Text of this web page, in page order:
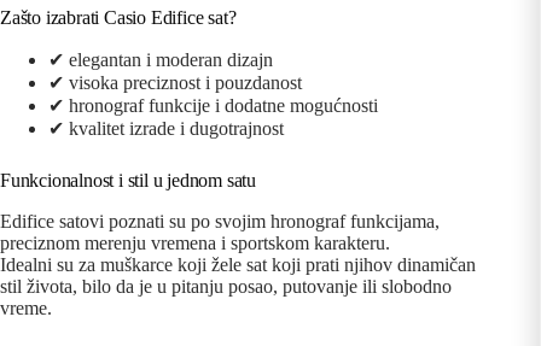
Zašto izabrati Casio Edifice sat?
✔ elegantan i moderan dizajn
✔ visoka preciznost i pouzdanost
✔ hronograf funkcije i dodatne mogućnosti
✔ kvalitet izrade i dugotrajnost
Funkcionalnost i stil u jednom satu
Edifice satovi poznati su po svojim hronograf funkcijama,
preciznom merenju vremena i sportskom karakteru.
Idealni su za muškarce koji žele sat koji prati njihov dinamičan
stil života, bilo da je u pitanju posao, putovanje ili slobodno
vreme.